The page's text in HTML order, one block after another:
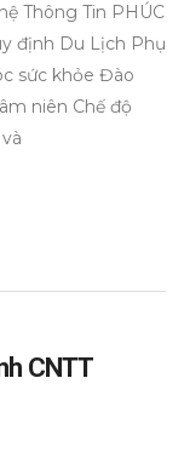
Thông Tin PHÚC
định Du Lịch Phụ
sức khỏe Đào
niên Chế độ
CNTT